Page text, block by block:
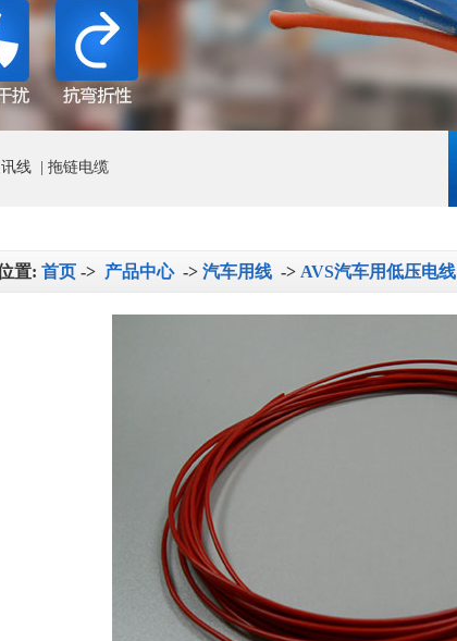
线 拖链电缆
置: 首页 -> 产品中心-> 汽车用线 -> AVS汽车用低压电线